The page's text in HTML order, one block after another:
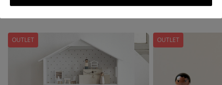
VAAK SAMEN GEKOCHT
OUTLET OUTLET